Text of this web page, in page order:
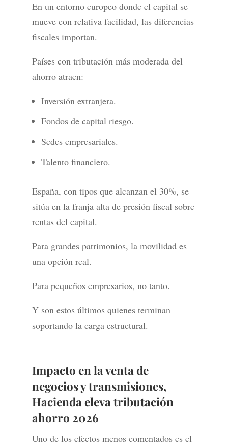
En un entorno europeo donde el capital se
mueve con relativa facilidad, las diferencias
fiscales importan.
Países con tributación más moderada del
ahorro atraen:
Inversión extranjera.
Fondos de capital riesgo.
Sedes empresariales.
Talento financiero.
España, con tipos que alcanzan el 30%, se
sitúa en la franja alta de presión fiscal sobre
rentas del capital.
Para grandes patrimonios, la movilidad es
una opción real.
Para pequeños empresarios, no tanto.
Y son estos últimos quienes terminan
soportando la carga estructural.
Impacto en la venta de
negocios y transmisiones,
Hacienda eleva tributación
ahorro 2026
Uno de los efectos menos comentados es el